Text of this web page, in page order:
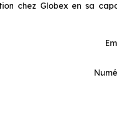
chez Globex en sa